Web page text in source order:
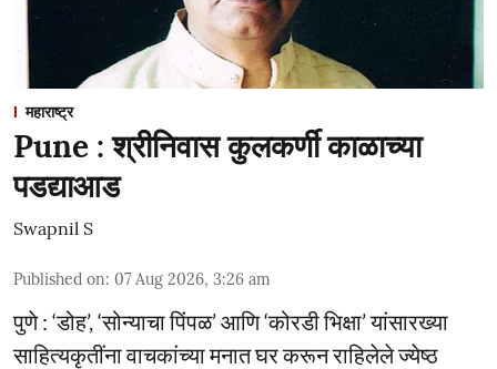
महाराष्ट्र
Pune : श्रीनिवास कुलकर्णी काळाच्या
पडद्याआड
Swapnil S
Published on: 07 Aug 2026, 3:26 am
पुणे : ‘डोह’, ‘सोन्याचा पिंपळ’ आणि ‘कोरडी भिक्षा’ यांसारख्या
साहित्यकृतींना वाचकांच्या मनात घर करून राहिलेले ज्येष्ठ